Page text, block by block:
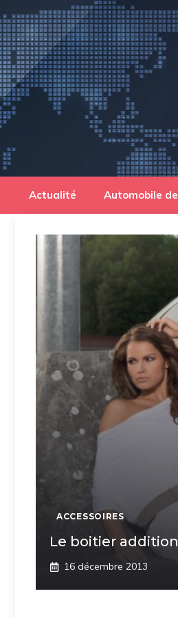
au
contenu
Actualité Automobile
ACCESSOIRES
Le boitier
16 décembre 2013